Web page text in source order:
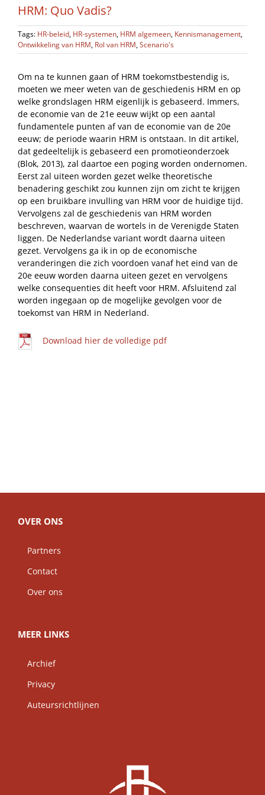
HRM: Quo Vadis?
Tags: HR-beleid, HR-systemen, HRM algemeen, Kennismanagement,
Ontwikkeling van HRM, Rol van HRM,Scenario's
Om na te kunnen gaan of HRM toekomstbestendig is,
moeten we meer weten van de geschiedenis HRM en op
welke grondslagen HRM eigenlijk is gebaseerd. Immers,
de economie van de 21e eeuw wijkt op een aantal
fundamentele punten af van de economie van de 20e
eeuw; de periode waarin HRM is ontstaan. In dit artikel,
dat gedeeltelijk is gebaseerd een promotieonderzoek
(Blok, 2013), zal daartoe een poging worden ondernomen.
Eerst zal uiteen worden gezet welke theoretische
benadering geschikt zou kunnen zijn om zicht te krijgen
op een bruikbare invulling van HRM voor de huidige tijd.
Vervolgens zal de geschiedenis van HRM worden
beschreven, waarvan de wortels in de Verenigde Staten
liggen. De Nederlandse variant wordt daarna uiteen
gezet. Vervolgens ga ik in op de economische
veranderingen die zich voordoen vanaf het eind van de
20e eeuw worden daarna uiteen gezet en vervolgens
welke consequenties dit heeft voor HRM. Afsluitend zal
worden ingegaan op de mogelijke gevolgen voor de
toekomst van HRM in Nederland.
Download hier de volledige pdf
OVER ONS
Partners
Contact
Over ons
MEER LINKS
Archief
Privacy
Auteursrichtlijnen